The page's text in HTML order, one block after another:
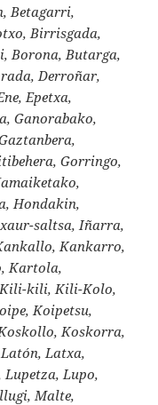
Betagarri,
Birrisgada,
Borona, Butarga,
Derroñar,
Epetxa,
Ganorabako,
Gorringo,
Hondakin,
saltsa, Iñarra,
Kankarro,
Kartola,
kili, Kili-Kolo,
Koipetsu,
Koskorra,
Latxa,
Lupo,
Malte,